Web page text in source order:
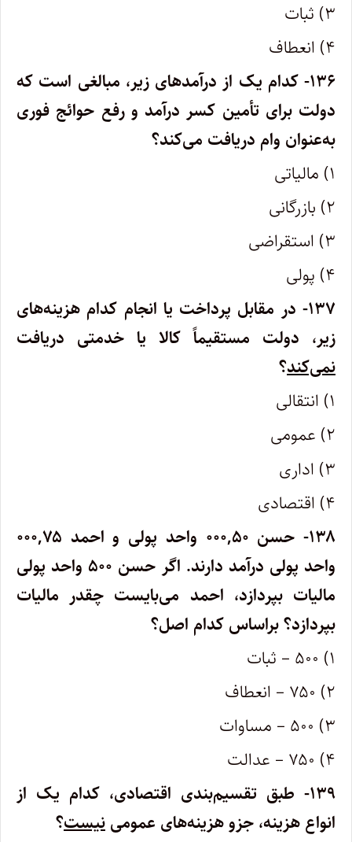
۳) ثبات
۴) انعطاف
۱۳۶- کدام یک از درآمدهای زیر، مبالغی است که
دولت برای تأمین کسر درآمد و رفع حوائج فوری
به‌عنوان وام دریافت می‌کند؟
۱) مالیاتی
۲) بازرگانی
۳) استقراضی
۴) پولی
۱۳۷- در مقابل پرداخت یا انجام کدام هزینه‌های
زیر، دولت مستقیماً کالا یا خدمتی دریافت
نمی‌کند؟
۱) انتقالی
۲) عمومی
۳) اداری
۴) اقتصادی
۱۳۸- حسن ۰۰۰
,۵۰ واحد پولی و احمد ۰۰۰ ,۷۵
واحد پولی درآمد دارند. اگر حسن ۵۰۰ واحد پولی
مالیات بپردازد، احمد می‌بایست چقدر مالیات
بپردازد؟ براساس کدام اصل؟
۱) ۵۰۰ – ثبات
۲) ۷۵۰ – انعطاف
۳) ۵۰۰ – مساوات
۴) ۷۵۰ – عدالت
۱۳۹- طبق تقسیم‌بندی اقتصادی، کدام یک از
انواع هزینه، جزو هزینه‌های عمومی نیست؟